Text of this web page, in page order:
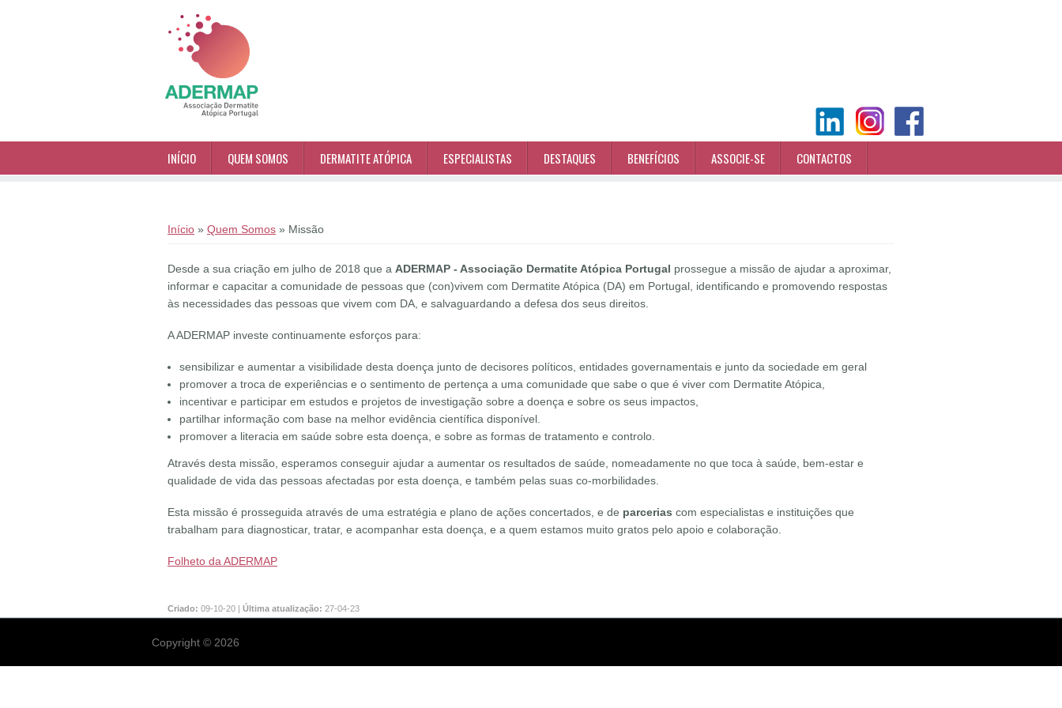
INÍCIO QUEM SOMOS DERMATITE ATÓPICA ESPECIALISTAS DESTAQUES BENEFÍCIOS ASSOCIE-SE CONTACTOS
Início » Quem Somos » Missão
Desde a sua criação em julho de 2018 que a ADERMAP - Associação Dermatite Atópica Portugal prossegue a missão de ajudar a aproximar,
informar e capacitar a comunidade de pessoas que (con)vivem com Dermatite Atópica (DA) em Portugal, identificando e promovendo respostas
às necessidades das pessoas que vivem com DA, e salvaguardando a defesa dos seus direitos.
A ADERMAP investe continuamente esforços para:
sensibilizar e aumentar a visibilidade desta doença junto de decisores políticos, entidades governamentais e junto da sociedade em geral
promover a troca de experiências e o sentimento de pertença a uma comunidade que sabe o que é viver com Dermatite Atópica,
incentivar e participar em estudos e projetos de investigação sobre a doença e sobre os seus impactos,
partilhar informação com base na melhor evidência científica disponível.
promover a literacia em saúde sobre esta doença, e sobre as formas de tratamento e controlo.
Através desta missão, esperamos conseguir ajudar a aumentar os resultados de saúde, nomeadamente no que toca à saúde, bem-estar e
qualidade de vida das pessoas afectadas por esta doença, e também pelas suas co-morbilidades.
Esta missão é prosseguida através de uma estratégia e plano de ações concertados, e de parcerias com especialistas e instituições que
trabalham para diagnosticar, tratar, e acompanhar esta doença, e a quem estamos muito gratos pelo apoio e colaboração.
Folheto da ADERMAP
Criado: 09-10-20 | Última atualização: 27-04-23
Copyright © 2026